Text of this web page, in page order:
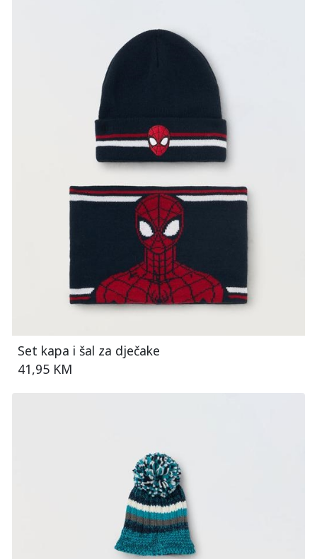
Set kapa i šal za dječake
41,95 KM